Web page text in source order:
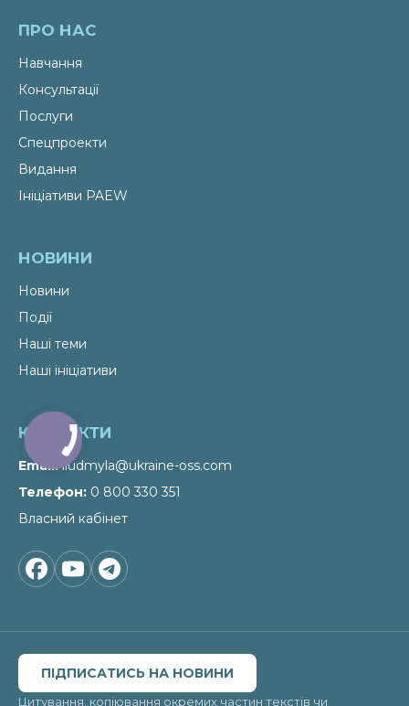
ПРО НАС
Навчання
Консультації
Послуги
Спецпроекти
Видання
Ініціативи PAEW
НОВИНИ
Новини
Події
Наші теми
Наші ініціативи
КОНТАКТИ
Email liudmyla@ukraine-oss.com
Телефон 0 800 330 351
Власний кабінет
ПІДПИСАТИСЬ НА НОВИНИ
Цитування, копіювання окремих частин текстів чи